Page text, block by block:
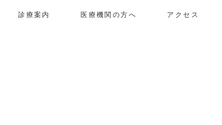
診療案内 医療機関の方へ アクセス